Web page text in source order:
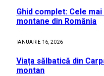
Ghid complet: Cele
montane din România
IANUARIE 16, 2026
Viața sălbatică din
montan